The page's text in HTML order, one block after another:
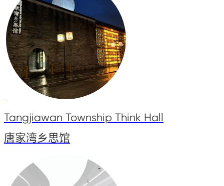
Tangjiawan Township Think Hall
唐家湾乡思馆